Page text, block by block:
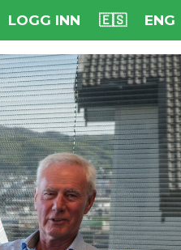
LOGG INN 🇪🇸 ENG